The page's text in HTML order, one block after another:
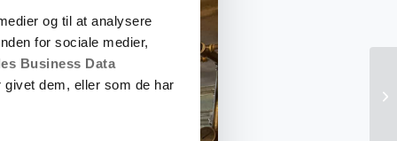
og til at analysere
for sociale medier,
Business Data
dem, eller som de har